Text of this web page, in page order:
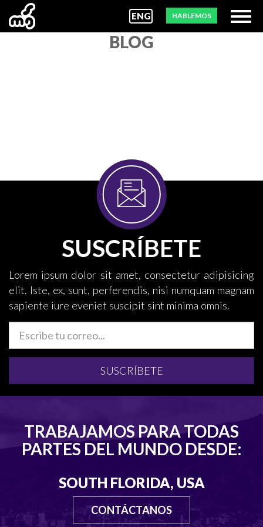
ENG HABLEMOS
BLOG
SUSCRÍBETE
Lorem ipsum dolor sit amet, consectetur adipisicing
elit. Iste, ex, sunt, perferendis, nisi numquam magnam
sapiente iure eveniet suscipit sint minima omnis.
SUSCRÍBETE
TRABAJAMOS PARA TODAS
PARTES DEL MUNDO DESDE:
SOUTH FLORIDA, USA
CONTÁCTANOS